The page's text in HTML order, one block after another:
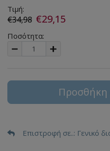
Τιμή:
€34,98 €29,15
Ποσότητα:
Προσθήκη
Επιστροφή σε..: Γενικό